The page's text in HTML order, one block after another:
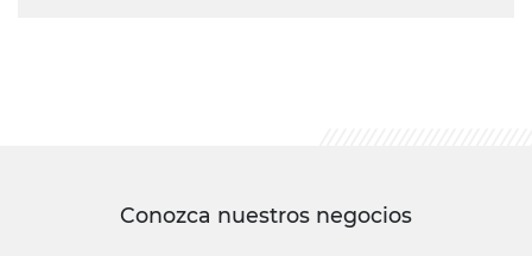
Conozca nuestros negocios